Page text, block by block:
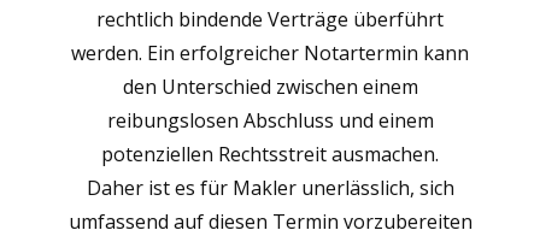
rechtlich bindende Verträge überführt
werden. Ein erfolgreicher Notartermin kann
den Unterschied zwischen einem
reibungslosen Abschluss und einem
potenziellen Rechtsstreit ausmachen.
Daher ist es für Makler unerlässlich, sich
umfassend auf diesen Termin vorzubereiten